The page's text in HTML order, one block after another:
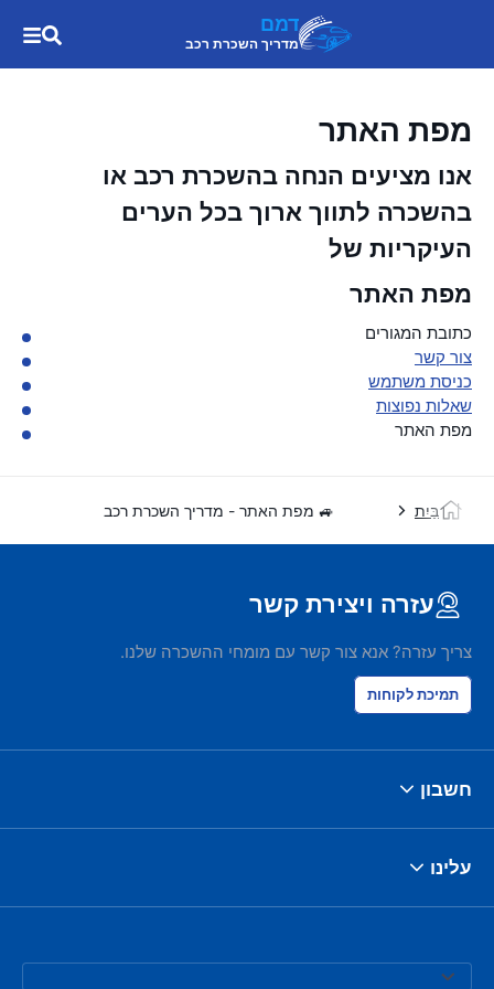
דמם
מדריך השכרת רכב
מפת האתר
אנו מציעים הנחה בהשכרת רכב או
בהשכרה לתווך ארוך בכל הערים
העיקריות של
מפת האתר
כתובת המגורים
צור קשר
כניסת משתמש
שאלות נפוצות
מפת האתר
בַּיִת 🚙 מפת האתר - מדריך השכרת רכב
עזרה ויצירת קשר
צריך עזרה? אנא צור קשר עם מומחי ההשכרה שלנו.
תמיכת לקוחות
חשבון
עלינו